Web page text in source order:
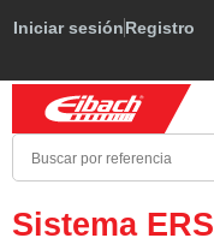
Iniciar sesiónRegistro
Sistema ERS